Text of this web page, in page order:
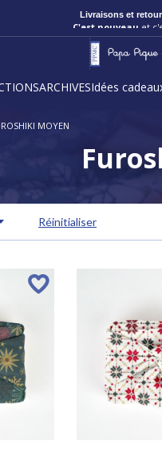
Livraisons et
C'est nouveau et
ARCHIVESIdées
MOYEN
Réinitialiser